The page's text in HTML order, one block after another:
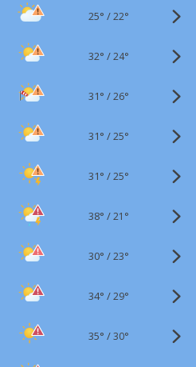
25° /22°
32° /24°
31° /26°
31° /25°
31° /25°
38° /21°
30° /23°
34° /29°
35° /30°